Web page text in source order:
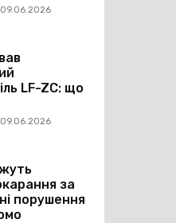
09.06.2026
LF-ZC: що
09.06.2026
за
порушення